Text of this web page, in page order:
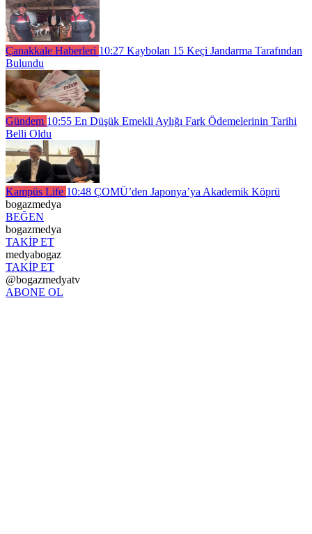
Çanakkale Haberleri 10:27 Kaybolan 15 Keçi Jandarma Tarafından
Bulundu
Gündem 10:55 En Düşük Emekli Aylığı Fark Ödemelerinin Tarihi
Belli Oldu
Kampüs Life 10:48 ÇOMÜ’den Japonya’ya Akademik Köprü
bogazmedya
BEĞEN
bogazmedya
TAKİP ET
medyabogaz
TAKİP ET
@bogazmedyatv
ABONE OL